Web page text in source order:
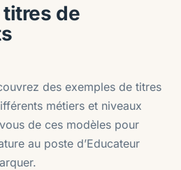
de
des exemples de titres
métiers et niveaux
de ces modèles pour
au poste d’Educateur